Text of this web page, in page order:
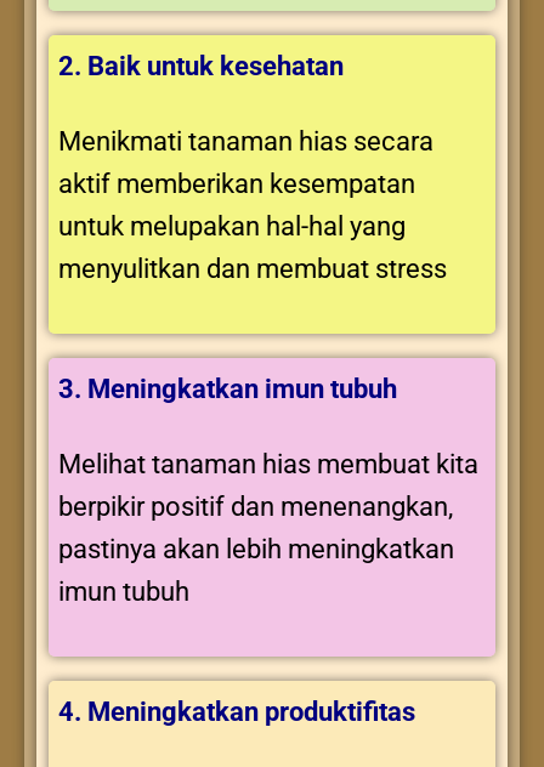
2. Baik untuk kesehatan
Menikmati tanaman hias secara
aktif memberikan kesempatan
untuk melupakan hal-hal yang
menyulitkan dan membuat stress
3. Meningkatkan imun tubuh
Melihat tanaman hias membuat kita
berpikir positif dan menenangkan,
pastinya akan lebih meningkatkan
imun tubuh
4. Meningkatkan produktifitas